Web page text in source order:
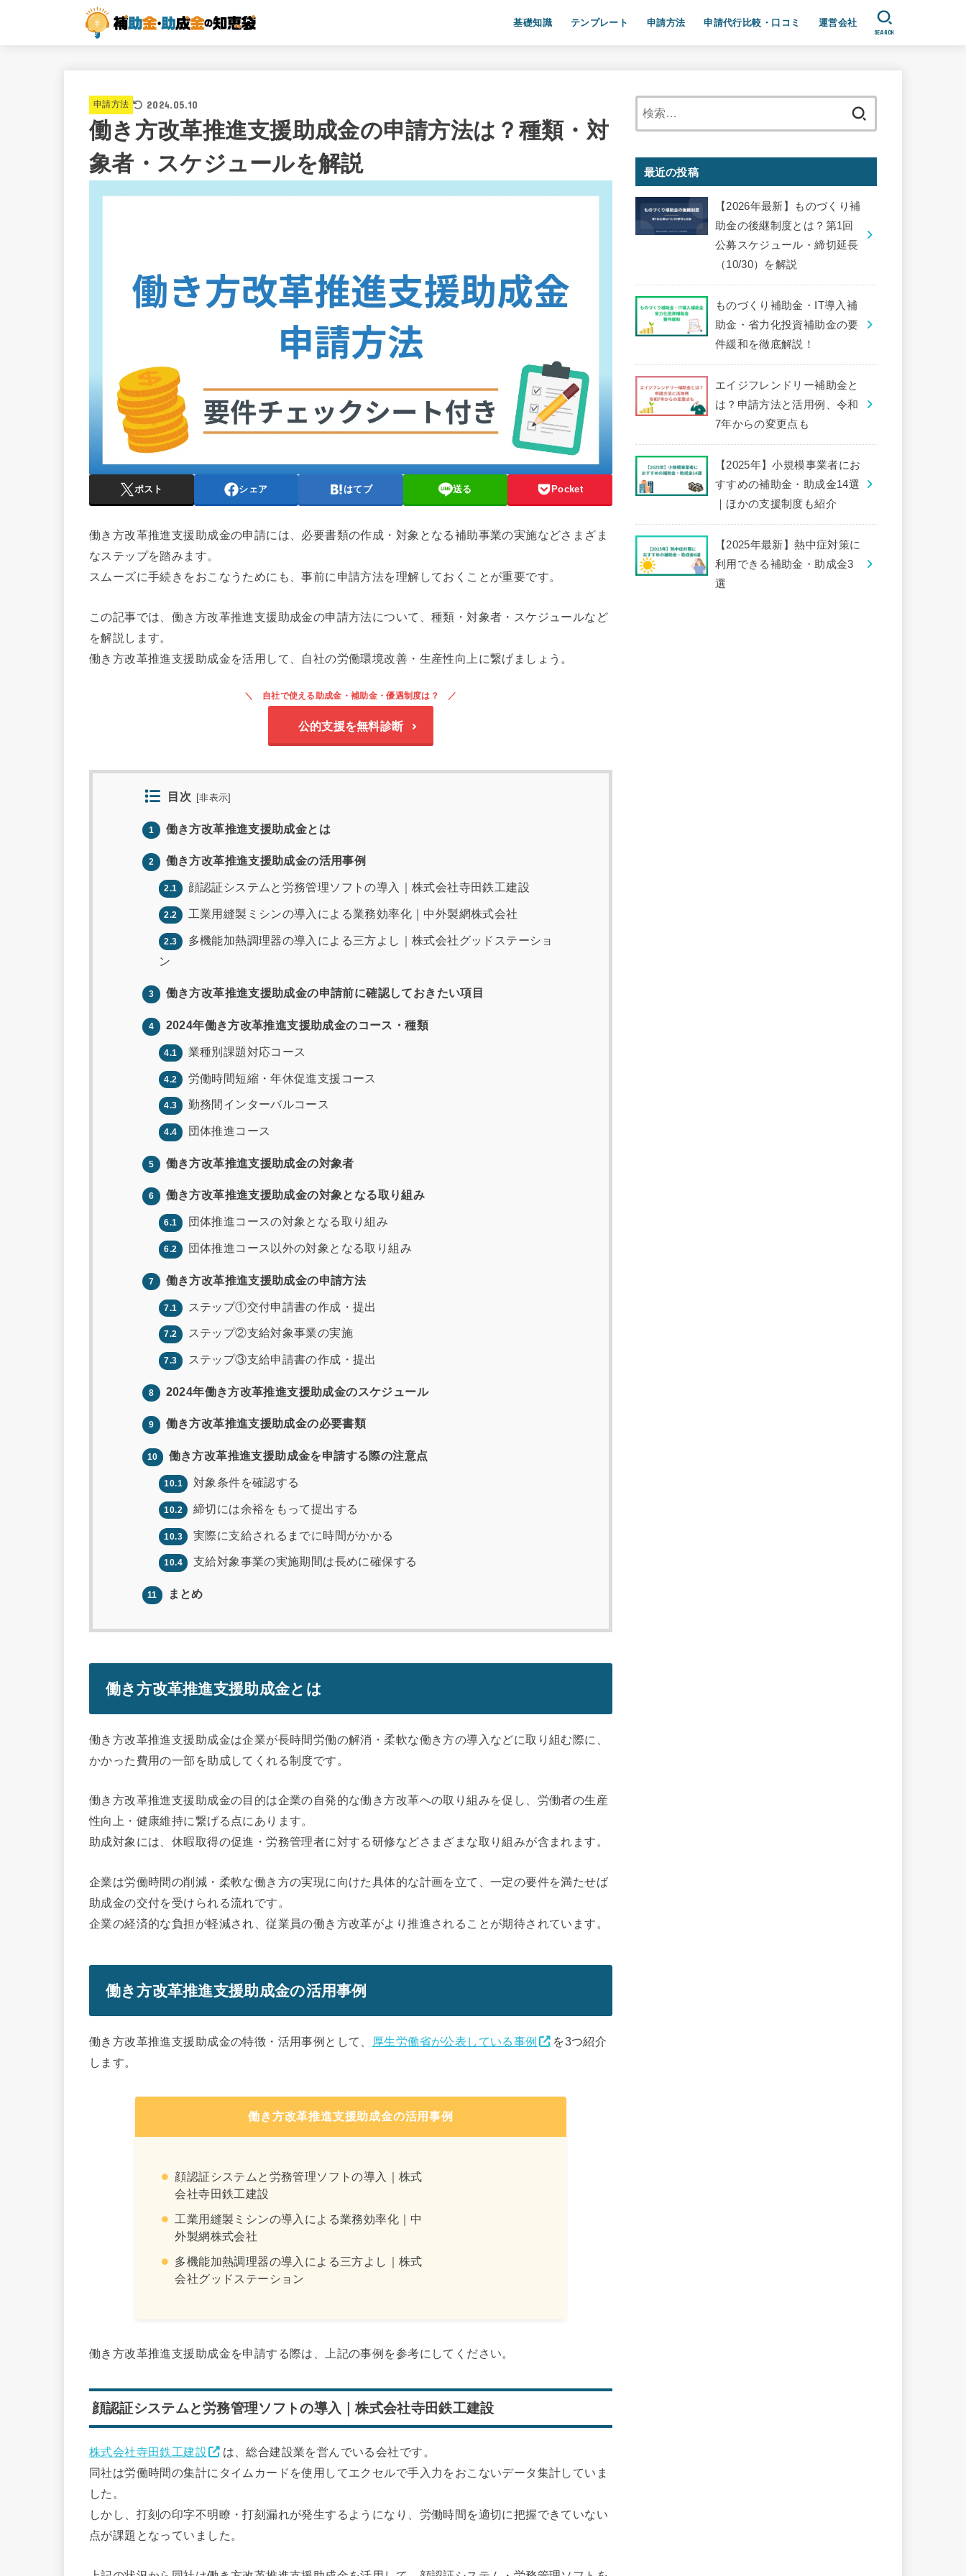
基礎知識 テンプレート 申請方法 申請代行比較・口コミ 運営会社
SEARCH
申請方法 2024.05.10
働き方改革推進支援助成金の申請方法は？種類・対
象者・スケジュールを解説
ポスト シェア はてブ 送る Pocket
働き方改革推進支援助成金の申請には、必要書類の作成・対象となる補助事業の実施などさまざま
なステップを踏みます。
スムーズに手続きをおこなうためにも、事前に申請方法を理解しておくことが重要です。
この記事では、働き方改革推進支援助成金の申請方法について、種類・対象者・スケジュールなど
を解説します。
働き方改革推進支援助成金を活用して、自社の労働環境改善・生産性向上に繋げましょう。
自社で使える助成金・補助金・優遇制度は？
公的支援を無料診断
目次 [非表示
1 働き方改革推進支援助成金とは
2 働き方改革推進支援助成金の活用事例
2.1 顔認証システムと労務管理ソフトの導入｜株式会社寺田鉄工建設
2.2 工業用縫製ミシンの導入による業務効率化｜中外製網株式会社
2.3
多機能加熱調理器の導入による三方よし｜株式会社グッドステーショ
ン
3 働き方改革推進支援助成金の申請前に確認しておきたい項目
4 2024年働き方改革推進支援助成金のコース・種類
4.1 業種別課題対応コース
4.2 労働時間短縮・年休促進支援コース
4.3 勤務間インターバルコース
4.4 団体推進コース
5 働き方改革推進支援助成金の対象者
6 働き方改革推進支援助成金の対象となる取り組み
6.1 団体推進コースの対象となる取り組み
6.2 団体推進コース以外の対象となる取り組み
7 働き方改革推進支援助成金の申請方法
7.1 ステップ①交付申請書の作成・提出
7.2 ステップ②支給対象事業の実施
7.3 ステップ③支給申請書の作成・提出
8 2024年働き方改革推進支援助成金のスケジュール
9 働き方改革推進支援助成金の必要書類
10 働き方改革推進支援助成金を申請する際の注意点
10.1 対象条件を確認する
10.2 締切には余裕をもって提出する
10.3 実際に支給されるまでに時間がかかる
10.4 支給対象事業の実施期間は長めに確保する
11 まとめ
働き方改革推進支援助成金とは
働き方改革推進支援助成金は企業が長時間労働の解消・柔軟な働き方の導入などに取り組む際に、
かかった費用の一部を助成してくれる制度です。
働き方改革推進支援助成金の目的は企業の自発的な働き方改革への取り組みを促し、労働者の生産
性向上・健康維持に繋げる点にあります。
助成対象には、休暇取得の促進・労務管理者に対する研修などさまざまな取り組みが含まれます。
企業は労働時間の削減・柔軟な働き方の実現に向けた具体的な計画を立て、一定の要件を満たせば
助成金の交付を受けられる流れです。
企業の経済的な負担が軽減され、従業員の働き方改革がより推進されることが期待されています。
働き方改革推進支援助成金の活用事例
働き方改革推進支援助成金の特徴・活用事例として、 厚生労働省が公表している事例
を3つ紹介
します。
働き方改革推進支援助成金の活用事例
顔認証システムと労務管理ソフトの導入｜株式
会社寺田鉄工建設
工業用縫製ミシンの導入による業務効率化｜中
外製網株式会社
多機能加熱調理器の導入による三方よし｜株式
会社グッドステーション
働き方改革推進支援助成金を申請する際は、上記の事例を参考にしてください。
顔認証システムと労務管理ソフトの導入｜株式会社寺田鉄工建設
株式会社寺田鉄工建設
は、総合建設業を営んでいる会社です。
同社は労働時間の集計にタイムカードを使用してエクセルで手入力をおこないデータ集計していま
した。
しかし、打刻の印字不明瞭・打刻漏れが発生するようになり、労働時間を適切に把握できていない
点が課題となっていました。
最近の投稿
【2026年最新】ものづくり補
助金の後継制度とは？第1回
公募スケジュール・締切延長
（10/30）を解説
ものづくり補助金・IT導入補
助金・省力化投資補助金の要
件緩和を徹底解説！
エイジフレンドリー補助金と
は？申請方法と活用例、令和
7年からの変更点も
【2025年】小規模事業者にお
すすめの補助金・助成金14選
｜ほかの支援制度も紹介
【2025年最新】熱中症対策に
利用できる補助金・助成金3
選